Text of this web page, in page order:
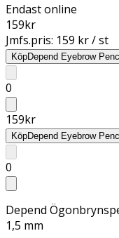
Endast online
159kr
Jmfs.pris: 159 kr / st
KöpDepend Eyebrow
0
159kr
KöpDepend Eyebrow
0
Depend
1,5 mm